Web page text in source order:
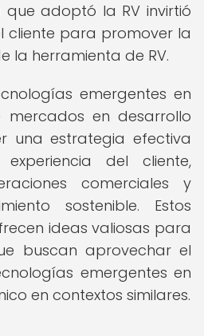
adoptó la RV invirtió
cliente para promover la
la herramienta de RV.
emergentes en
mercados en desarrollo
una estrategia efectiva
del cliente,
comerciales y
sostenible. Estos
ideas valiosas para
buscan aprovechar el
emergentes en
en contextos similares.